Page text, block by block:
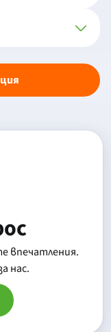
впечатления.
нас.